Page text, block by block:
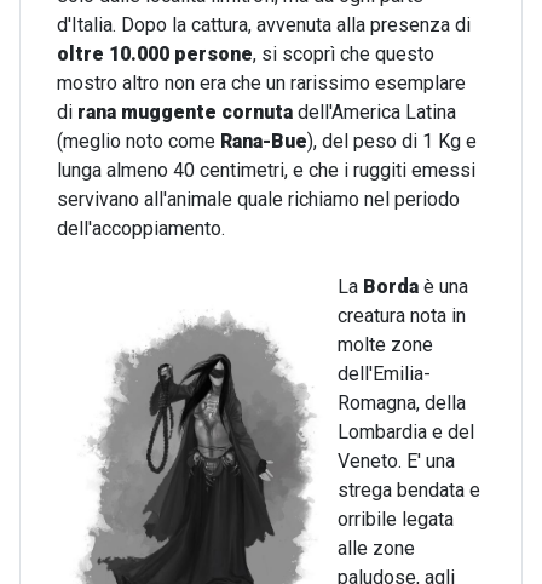
d'Italia. Dopo la cattura, avvenuta alla presenza di
oltre 10.000 persone, si scoprì che questo
mostro altro non era che un rarissimo esemplare
di rana muggente cornuta dell'America Latina
(meglio noto come Rana-Bue), del peso di 1 Kg e
lunga almeno 40 centimetri, e che i ruggiti emessi
servivano all'animale quale richiamo nel periodo
dell'accoppiamento.
La Borda è una
creatura nota in
molte zone
dell'Emilia-
Romagna, della
Lombardia e del
Veneto. E' una
strega bendata e
orribile legata
alle zone
paludose, agli